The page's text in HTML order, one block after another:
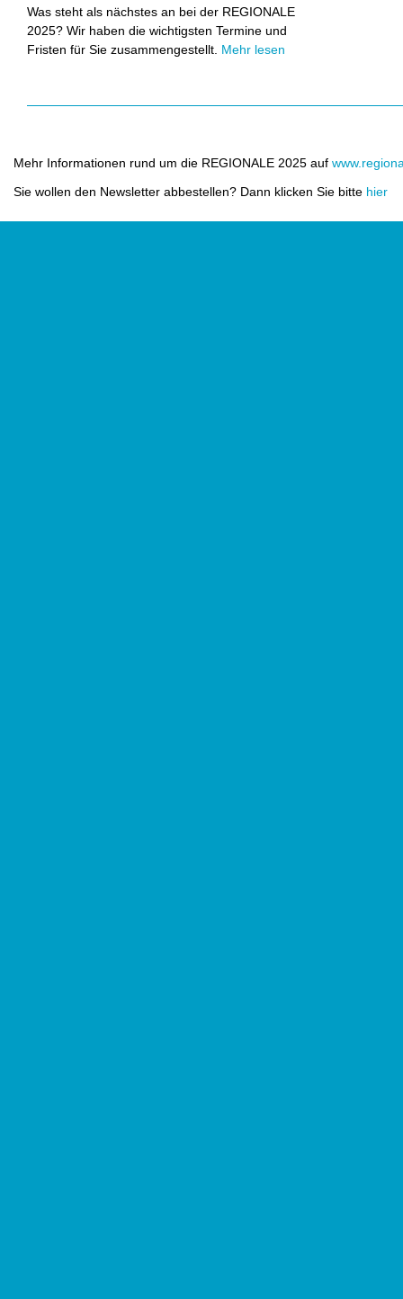
Was steht als nächstes an bei der REGIONALE
2025? Wir haben die wichtigsten Termine und
Fristen für Sie zusammengestellt. Mehr lesen
Mehr Informationen rund um die REGIONALE 2025 auf
Sie wollen den Newsletter abbestellen? Dann klicken Sie bitte hier